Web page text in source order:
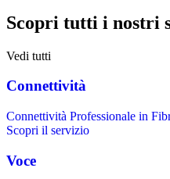
Scopri tutti i nostri
Vedi tutti
Connettività
Connettività Professionale in
Scopri il servizio
Voce